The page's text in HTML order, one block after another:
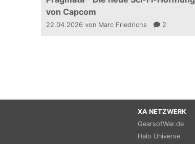
von Capcom
22.04.2026 von Marc Friedrichs 2
XA NETZWERK
GearsofWar.de
Halo Universe